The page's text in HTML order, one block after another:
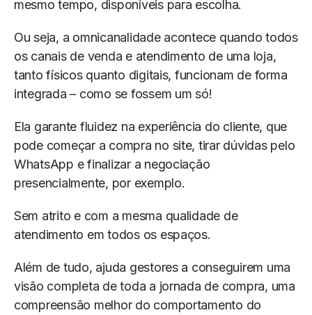
mesmo tempo, disponíveis para escolha.
Ou seja, a omnicanalidade acontece quando todos
os canais de venda e atendimento de uma loja,
tanto físicos quanto digitais, funcionam de forma
integrada – como se fossem um só!
Ela garante fluidez na experiência do cliente, que
pode começar a compra no site, tirar dúvidas pelo
WhatsApp e finalizar a negociação
presencialmente, por exemplo.
Sem atrito e com a mesma qualidade de
atendimento em todos os espaços.
Além de tudo, ajuda gestores a conseguirem uma
visão completa de toda a jornada de compra, uma
compreensão melhor do comportamento do